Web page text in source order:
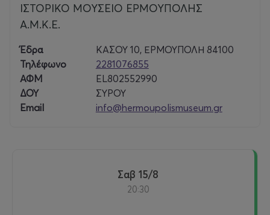
ΙΣΤΟΡΙΚΟ ΜΟΥΣΕΙΟ ΕΡΜΟΥΠΟΛΗΣ
Α.Μ.Κ.Ε.
Έδρα
ΚΑΣΟΥ 10, ΕΡΜΟΥΠΟΛΗ 84100
Τηλέφωνο
2281076855
ΑΦΜ
EL802552990
ΔΟΥ
ΣΥΡΟΥ
Email
info@hermoupolismuseum.gr
Σαβ 15/8
20:30